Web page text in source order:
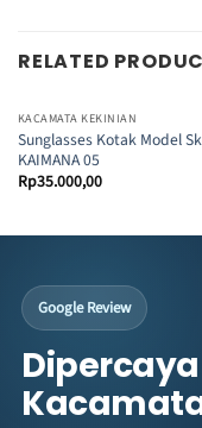
RELATED
KACAMATA KEKINIAN
Sunglasses Kotak Model
KAIMANA 05
Rp35.000,00
Google Review